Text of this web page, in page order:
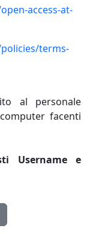
access-at-
terms-
al personale
facenti
Username e